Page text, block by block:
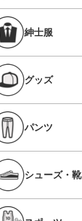
紳士服
グッズ
パンツ
シューズ・靴